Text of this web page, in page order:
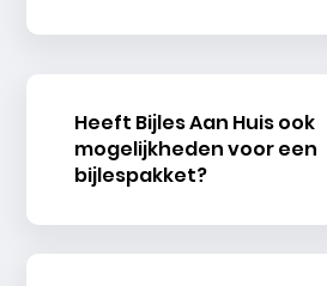
Heeft Bijles Aan Huis ook
mogelijkheden voor een
bijlespakket?